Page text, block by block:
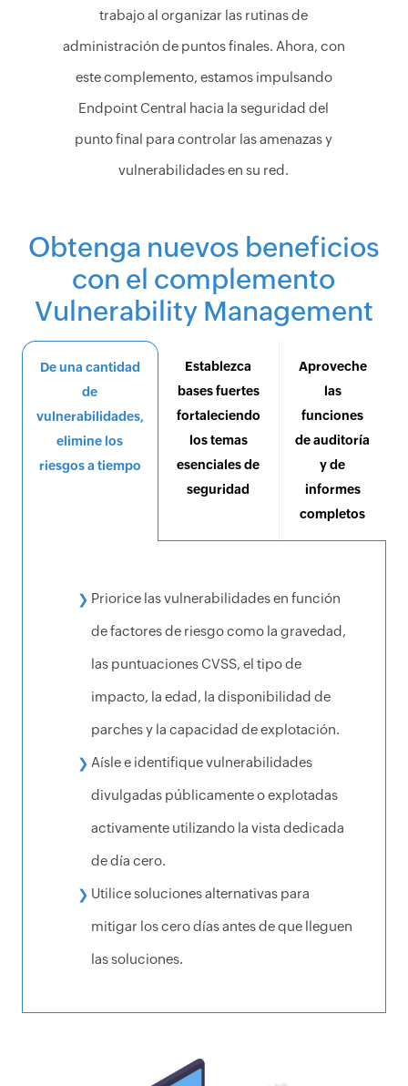
trabajo al organizar las rutinas de
administración de puntos finales. Ahora, con
este complemento, estamos impulsando
Endpoint Central hacia la seguridad del
punto final para controlar las amenazas y
vulnerabilidades en su red.
Obtenga nuevos beneficios
con el complemento
Vulnerability Management
De una cantidad
de
vulnerabilidades,
elimine los
riesgos a tiempo
Establezca
bases fuertes
fortaleciendo
los temas
esenciales de
seguridad
Aproveche
las
funciones
de auditoría
y de
informes
completos
Priorice las vulnerabilidades en función
de factores de riesgo como la gravedad,
las puntuaciones CVSS, el tipo de
impacto, la edad, la disponibilidad de
parches y la capacidad de explotación.
Aísle e identifique vulnerabilidades
divulgadas públicamente o explotadas
activamente utilizando la vista dedicada
de día cero.
Utilice soluciones alternativas para
mitigar los cero días antes de que lleguen
las soluciones.